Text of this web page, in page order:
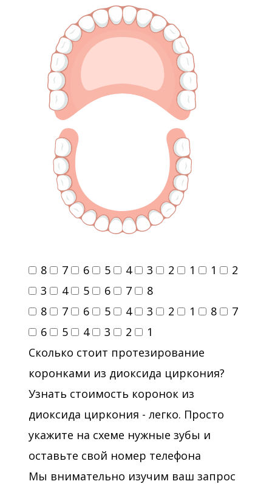
8 7 6 5 4 3 2 1 1
2
3
4 5 6 7
8
8
7 6 5 4 3 2 1 8
7
6
5 4 3 2
1
Сколько стоит протезирование
коронками из диоксида циркония?
Узнать стоимость коронок из
диоксида циркония - легко. Просто
укажите на схеме нужные зубы и
оставьте свой номер телефона
Мы внимательно изучим ваш запрос